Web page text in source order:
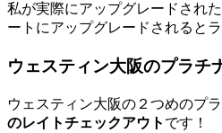
私が実際にアップグレードされ
ートにアップグレードされると
ウェスティン大阪のプラチ
ウェスティン大阪の２つめのプ
のレイトチェックアウト です！